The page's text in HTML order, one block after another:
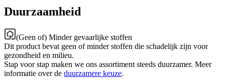
Duurzaamheid
(Geen of) Minder gevaarlijke stoffen
Dit product bevat geen of minder stoffen die schadelijk zijn voor
gezondheid en milieu.
Stap voor stap maken we ons assortiment steeds duurzamer. Meer
informatie over de duurzamere keuze.